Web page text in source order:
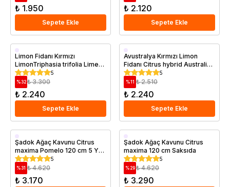
₺ 1.950
Sepete Ekle
₺ 2.120
Sepete Ekle
Aşılı
Saksıda
Limon Fidanı Kırmızı
LimonTriphasia trifolia Lime
Berry 100 cm 3 Yaş
5
%32 ₺ 3.300
₺ 2.240
Sepete Ekle
Aşılı
Saksıda
Avustralya Kırmızı Limon
Fidanı Citrus hybrid Australian
Blood Lime 80 100 cm
5
%11 ₺ 2.510
₺ 2.240
Sepete Ekle
Aşılı
Saksıda
Şadok Ağaç Kavunu Citrus
maxima Pomelo 120 cm 5 Yaş
Saksıda
5
%31 ₺ 4.620
₺ 3.170
Saksıda
Şadok Ağaç Kavunu Citrus
maxima 120 cm Saksıda
5
%29 ₺ 4.620
₺ 3.290